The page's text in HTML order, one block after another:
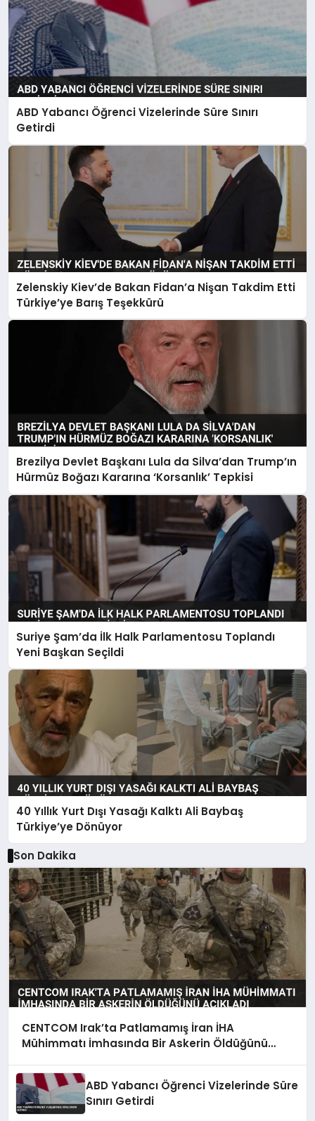
ABD Yabancı Öğrenci Vizelerinde Süre Sınırı
Getirdi
Zelenskiy Kiev’de Bakan Fidan’a Nişan Takdim Etti
Türkiye’ye Barış Teşekkürü
Brezilya Devlet Başkanı Lula da Silva’dan Trump’ın
Hürmüz Boğazı Kararına ‘Korsanlık’ Tepkisi
Suriye Şam’da İlk Halk Parlamentosu Toplandı
Yeni Başkan Seçildi
40 Yıllık Yurt Dışı Yasağı Kalktı Ali Baybaş
Türkiye’ye Dönüyor
Son Dakika
CENTCOM Irak’ta Patlamamış İran İHA
Mühimmatı İmhasında Bir Askerin Öldüğünü
ABD Yabancı Öğrenci Vizelerinde Süre
Sınırı Getirdi